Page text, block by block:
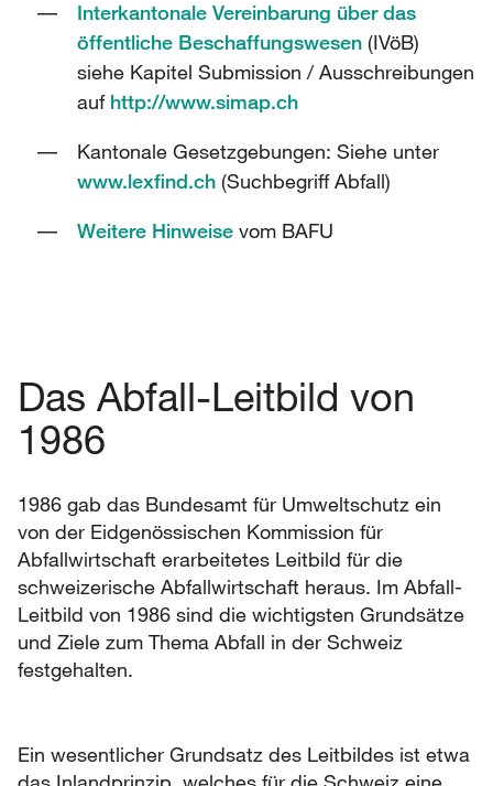
Interkantonale Vereinbarung über das
öffentliche Beschaffungswesen (IVöB)
siehe Kapitel Submission / Ausschreibungen
auf http://www.simap.ch
Kantonale Gesetzgebungen: Siehe unter
www.lexfind.ch (Suchbegriff Abfall)
Weitere Hinweise vom BAFU
Das Abfall-Leitbild von
1986
1986 gab das Bundesamt für Umweltschutz ein
von der Eidgenössischen Kommission für
Abfallwirtschaft erarbeitetes Leitbild für die
schweizerische Abfallwirtschaft heraus. Im Abfall-
Leitbild von 1986 sind die wichtigsten Grundsätze
und Ziele zum Thema Abfall in der Schweiz
festgehalten.
Ein wesentlicher Grundsatz des Leitbildes ist etwa